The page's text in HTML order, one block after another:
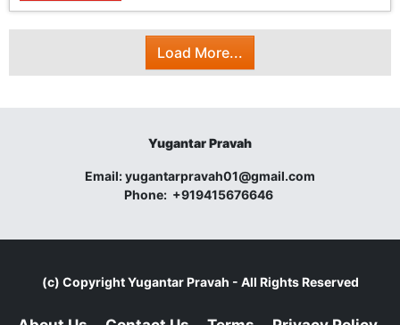
Load More...
Yugantar Pravah
Email:yugantarpravah01@gmail.com
Phone: +919415676646
(c) CopyrightYugantar Pravah - All Rights Reserved